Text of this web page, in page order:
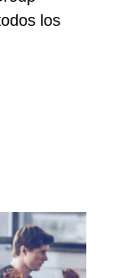
los